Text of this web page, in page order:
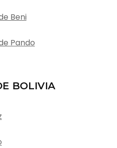
Beni
Pando
BOLIVIA